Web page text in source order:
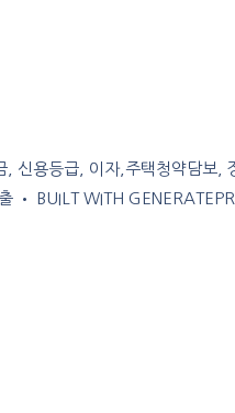
신용등급, 이자,주택청약담
• BUILT WITH